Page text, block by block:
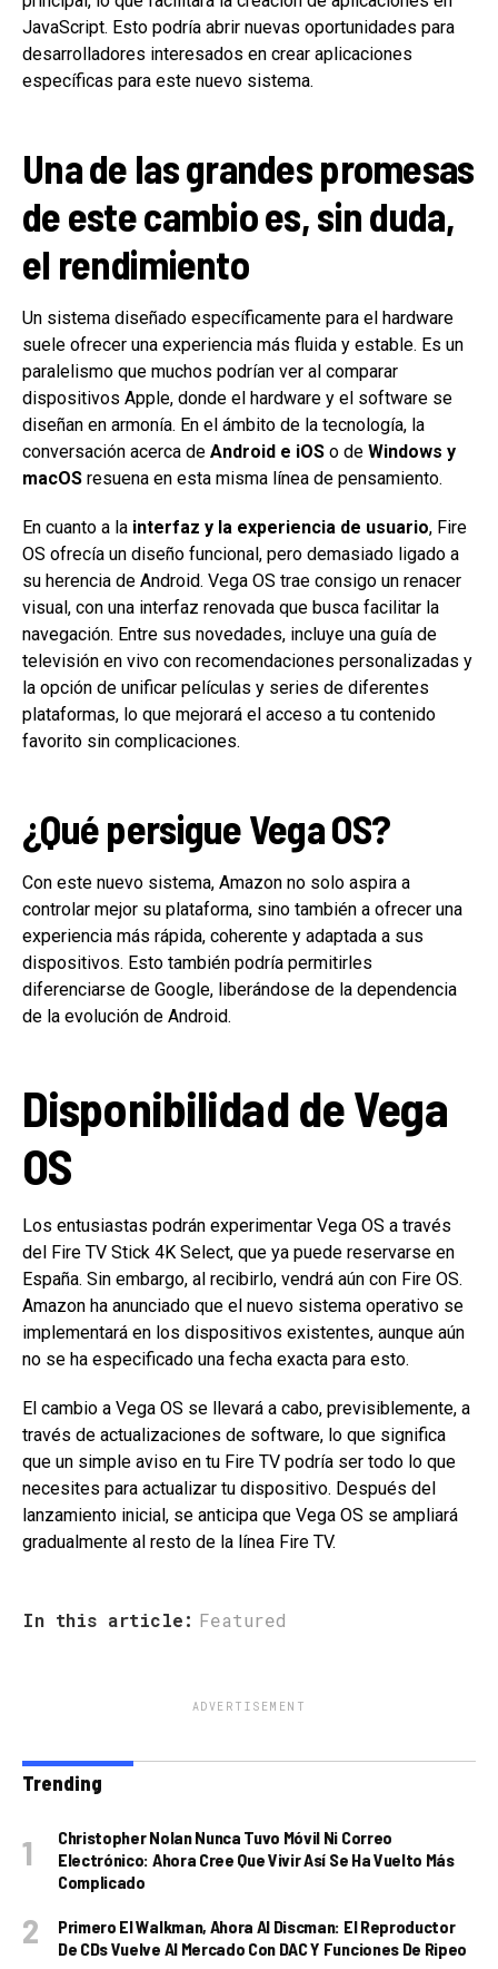
JavaScript. Esto podría abrir nuevas oportunidades para
desarrolladores interesados en crear aplicaciones
específicas para este nuevo sistema.
Una de las grandes promesas
de este cambio es, sin duda,
el rendimiento
Un sistema diseñado específicamente para el hardware
suele ofrecer una experiencia más fluida y estable. Es un
paralelismo que muchos podrían ver al comparar
dispositivos Apple, donde el hardware y el software se
diseñan en armonía. En el ámbito de la tecnología, la
conversación acerca de Android e iOS o de Windows y
macOS resuena en esta misma línea de pensamiento.
En cuanto a la interfaz y la experiencia de usuario, Fire
OS ofrecía un diseño funcional, pero demasiado ligado a
su herencia de Android. Vega OS trae consigo un renacer
visual, con una interfaz renovada que busca facilitar la
navegación. Entre sus novedades, incluye una guía de
televisión en vivo con recomendaciones personalizadas y
la opción de unificar películas y series de diferentes
plataformas, lo que mejorará el acceso a tu contenido
favorito sin complicaciones.
¿Qué persigue Vega OS?
Con este nuevo sistema, Amazon no solo aspira a
controlar mejor su plataforma, sino también a ofrecer una
experiencia más rápida, coherente y adaptada a sus
dispositivos. Esto también podría permitirles
diferenciarse de Google, liberándose de la dependencia
de la evolución de Android.
Disponibilidad de Vega
OS
Los entusiastas podrán experimentar Vega OS a través
del Fire TV Stick 4K Select, que ya puede reservarse en
España. Sin embargo, al recibirlo, vendrá aún con Fire OS.
Amazon ha anunciado que el nuevo sistema operativo se
implementará en los dispositivos existentes, aunque aún
no se ha especificado una fecha exacta para esto.
El cambio a Vega OS se llevará a cabo, previsiblemente, a
través de actualizaciones de software, lo que significa
que un simple aviso en tu Fire TV podría ser todo lo que
necesites para actualizar tu dispositivo. Después del
lanzamiento inicial, se anticipa que Vega OS se ampliará
gradualmente al resto de la línea Fire TV.
In this article: Featured
ADVERTISEMENT
Trending
Christopher Nolan Nunca Tuvo Móvil Ni Correo
Electrónico: Ahora Cree Que Vivir Así Se Ha Vuelto Más
Complicado
Primero El Walkman, Ahora Al Discman: El Reproductor
De CDs Vuelve Al Mercado Con DAC Y Funciones De Ripeo